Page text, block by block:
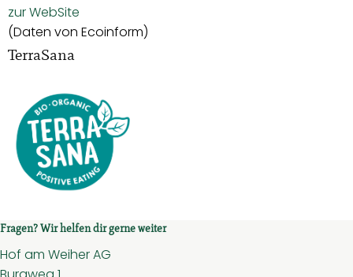
zur WebSite
(Daten von Ecoinform)
TerraSana
Fragen? Wir helfen dir gerne weiter
Hof am Weiher AG
Burgweg 1